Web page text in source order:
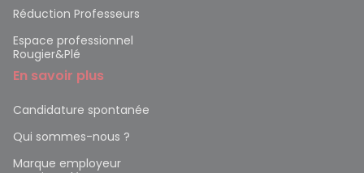
Réduction Professeurs
Espace professionnel
Rougier&Plé
En savoir plus
Candidature spontanée
Qui sommes-nous ?
Marque employeur